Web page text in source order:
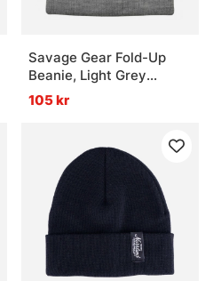
Savage Gear Fold-Up
Beanie, Light Grey
Melange
105 kr